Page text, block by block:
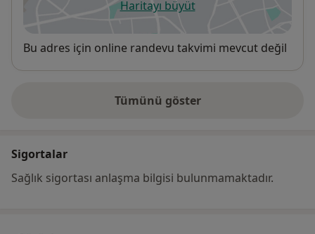
Haritayı büyütyeni bir sekmede açılır
Uygunluk
Bu adres için online randevu takvimi mevcut değil
Tümünü göster
adres hakkında
Sigortalar
Sağlık sigortası anlaşma bilgisi bulunmamaktadır.